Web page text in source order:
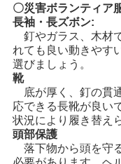
〇災害ボランティア
長袖・長ズボン:
釘やガラス、木材
れても良い動きやす
選びましょう。
靴
底が厚く、釘の貫
応できる長靴が良い
状況により履き替え
頭部保護
落下物から頭を守